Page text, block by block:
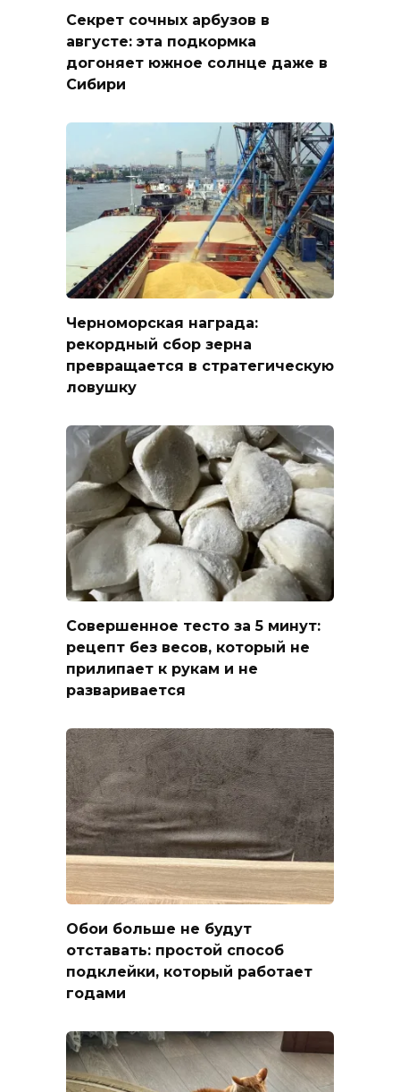
Секрет сочных арбузов в
августе: эта подкормка
догоняет южное солнце даже в
Сибири
Черноморская награда:
рекордный сбор зерна
превращается в стратегическую
ловушку
Совершенное тесто за 5 минут:
рецепт без весов, который не
прилипает к рукам и не
разваривается
Обои больше не будут
отставать: простой способ
подклейки, который работает
годами